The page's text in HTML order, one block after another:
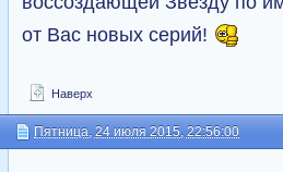
от Вас новых серий!
Наверх
Пятница, 24 июля 2015, 22:56:00